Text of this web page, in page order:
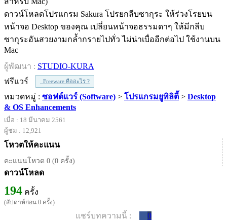
ดาวน์โหลดโปรแกรม Sakura โปรยกลีบซากุระ ให้ร่วงโรยบน
หน้าจอ Desktop ของคุณ เปลี่ยนหน้าจอธรรมดาๆ ให้มีกลีบ
ซากุระอันสวยงามกล้ำกรายไปทั่ว ไม่น่าเบื่ออีกต่อไป ใช้งานบน
Mac
ผู้พัฒนา : STUDIO-KURA
ฟรีแวร์
Freeware คืออะไร ?
หมวดหมู่ : ซอฟต์แวร์ (Software) > โปรแกรมยูทิลิตี้ > Desktop
& OS Enhancements
เมื่อ : 18 มีนาคม 2561
ผู้ชม : 12,921
โหวตให้คะแนน
คะแนนโหวต 0 (0 ครั้ง)
ดาวน์โหลด
194 ครั้ง
(สัปดาห์ก่อน 0 ครั้ง)
แชร์บทความนี้ : 0